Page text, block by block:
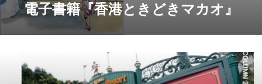
電子書籍『香港ときどきマカオ』